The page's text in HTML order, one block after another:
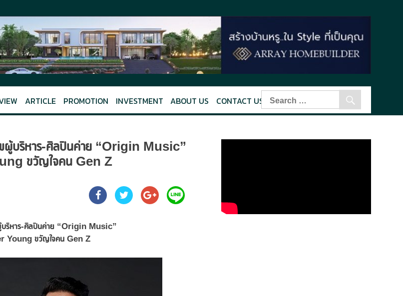
ARTICLE PROMOTION INVESTMENT ABOUT US CONTACT US
พผู้บริหาร-ศิลปินค่าย “Origin Music”
ขวัญใจคน Gen Z
ริหาร-ศิลปินค่าย “Origin Music”
Young ขวัญใจคน Gen Z